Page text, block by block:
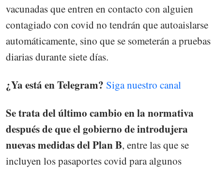
vacunadas que entren en contacto con alguien
contagiado con covid no tendrán que autoaislarse
automáticamente, sino que se someterán a pruebas
diarias durante siete días.
¿Ya está en Telegram? Siga nuestro canal
Se trata del último cambio en la normativa
después de que el gobierno de introdujera
nuevas medidas del Plan B, entre las que se
incluyen los pasaportes covid para algunos